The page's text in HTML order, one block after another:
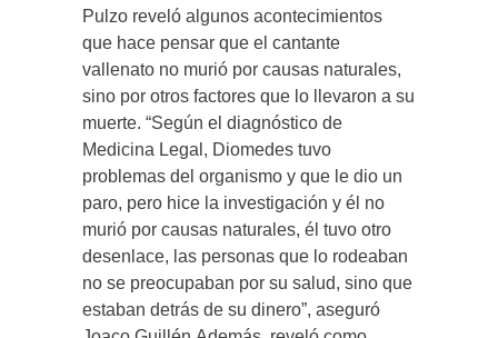
Pulzo reveló algunos acontecimientos
que hace pensar que el cantante
vallenato no murió por causas naturales,
sino por otros factores que lo llevaron a su
muerte. “Según el diagnóstico de
Medicina Legal, Diomedes tuvo
problemas del organismo y que le dio un
paro, pero hice la investigación y él no
murió por causas naturales, él tuvo otro
desenlace, las personas que lo rodeaban
no se preocupaban por su salud, sino que
estaban detrás de su dinero”, aseguró